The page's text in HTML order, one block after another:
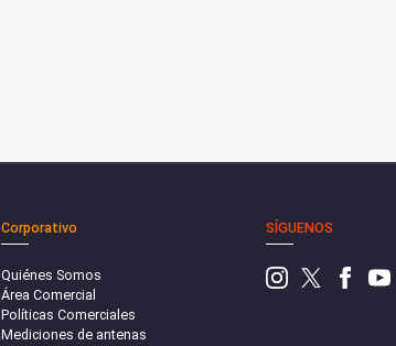
Corporativo
Quiénes Somos
Área Comercial
Políticas Comerciales
Mediciones de antenas
SÍGUENOS